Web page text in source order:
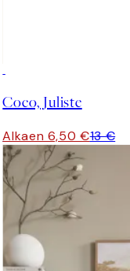
Coco, Juliste
Alkaen 6,50 €13 €